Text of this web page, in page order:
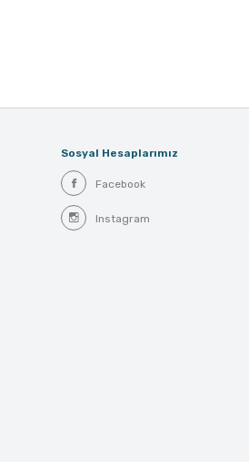
Sosyal Hesaplarımız
Facebook
Instagram